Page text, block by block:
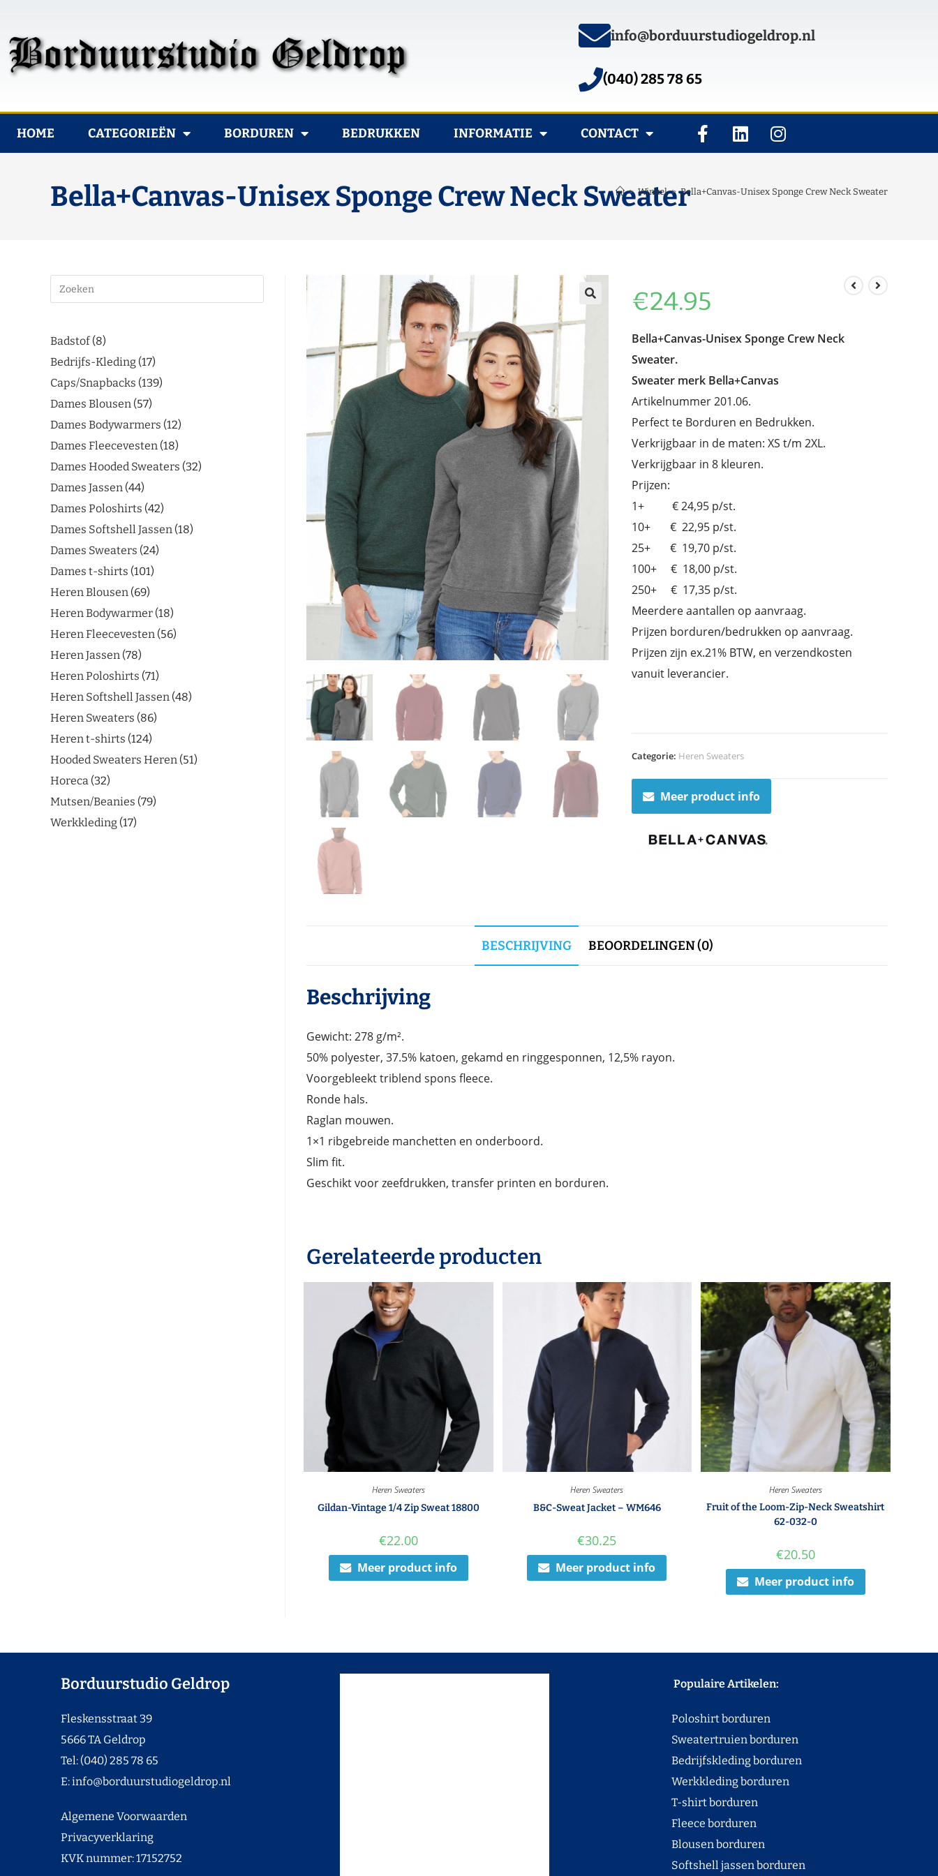
info@borduurstudiogeldrop.nl
(040) 285 78 65
HOME CATEGORIEËN BORDUREN BEDRUKKEN INFORMATIE CONTACT
Bella+Canvas-Unisex Sponge Crew Neck Sweater
> Winkel > Bella+Canvas-Unisex Sponge Crew Neck Sweater
€24.95
Bella+Canvas-Unisex Sponge Crew Neck
Sweater.
Sweater merk Bella+Canvas
Artikelnummer 201.06.
Perfect te Borduren en Bedrukken.
Verkrijgbaar in de maten: XS t/m 2XL.
Verkrijgbaar in 8 kleuren.
Prijzen:
1+ € 24,95 p/st.
10+ € 22,95 p/st.
25+ € 19,70 p/st.
100+ € 18,00 p/st.
250+ € 17,35 p/st.
Meerdere aantallen op aanvraag.
Prijzen borduren/bedrukken op aanvraag.
Prijzen zijn ex.21% BTW, en verzendkosten
vanuit leverancier.
Categorie: Heren Sweaters
Meer product info
BESCHRIJVING BEOORDELINGEN (0)
Beschrijving
Gewicht: 278 g/m².
50% polyester, 37.5% katoen, gekamd en ringgesponnen, 12,5% rayon.
Voorgebleekt triblend spons fleece.
Ronde hals.
Raglan mouwen.
1×1 ribgebreide manchetten en onderboord.
Slim fit.
Geschikt voor zeefdrukken, transfer printen en borduren.
Gerelateerde producten
Heren Sweaters
Gildan-Vintage 1/4 Zip Sweat 18800
€22.00
Meer product info
Heren Sweaters
B&C-Sweat Jacket – WM646
€30.25
Meer product info
Heren Sweaters
Fruit of the Loom-Zip-Neck Sweatshirt
62-032-0
€20.50
Meer product info
Badstof 8
Bedrijfs-Kleding 17
Caps/Snapbacks 139
Dames Blousen 57
Dames Bodywarmers 12
Dames Fleecevesten 18
Dames Hooded Sweaters 32
Dames Jassen 44
Dames Poloshirts 42
Dames Softshell Jassen 18
Dames Sweaters 24
Dames t-shirts 101
Heren Blousen 69
Heren Bodywarmer 18
Heren Fleecevesten 56
Heren Jassen 78
Heren Poloshirts 71
Heren Softshell Jassen 48
Heren Sweaters 86
Heren t-shirts 124
Hooded Sweaters Heren 51
Horeca 32
Mutsen/Beanies 79
Werkkleding 17
Borduurstudio Geldrop
Fleskensstraat 39
5666 TA Geldrop
Tel: (040) 285 78 65
E:info@borduurstudiogeldrop.nl
Algemene Voorwaarden
Privacyverklaring
KVK nummer: 17152752
Populaire Artikelen:
Poloshirt borduren
Sweatertruien borduren
Bedrijfskleding borduren
Werkkleding borduren
T-shirt borduren
Fleece borduren
Blousen borduren
Softshell jassen borduren